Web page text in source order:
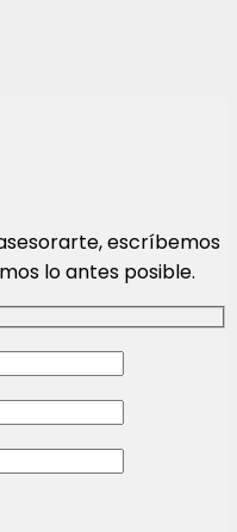
escríbemos
lo antes posible.